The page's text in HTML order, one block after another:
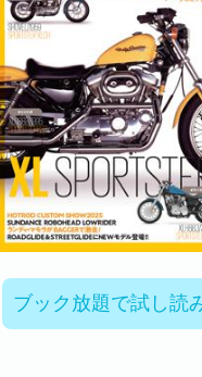
ブック放題で試し読